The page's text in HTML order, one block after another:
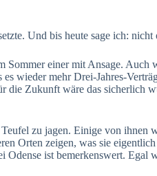
Und bis heute sage ich: nicht
einer mit Ansage.
wieder mehr Drei-Jahres-
Zukunft wäre das sicherlich
zu jagen. Einige von
Orten zeigen, was sie
ist bemerkenswert. Egal